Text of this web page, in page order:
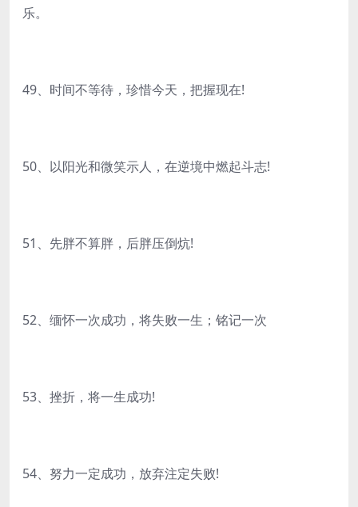
乐。
49、时间不等待，珍惜今天，把握现在!
50、以阳光和微笑示人，在逆境中燃起斗志!
51、先胖不算胖，后胖压倒炕!
52、缅怀一次成功，将失败一生；铭记一次
53、挫折，将一生成功!
54、努力一定成功，放弃注定失败!